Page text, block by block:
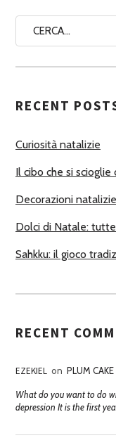
A
U
O
I
RECENT
Curiosità natalizie
Il cibo che si scioglie
Decorazioni
Dolci di Natale:
Sahkku: il gioco
RECENT
EZEKIEL on PLUM
What do you want to do
depression It is the first